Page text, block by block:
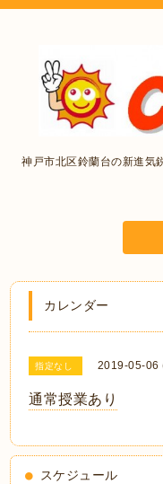
神戸市北区鈴蘭台の新進
カレンダー
指定なし 2019-05-06
通常授業あり
スケジュール